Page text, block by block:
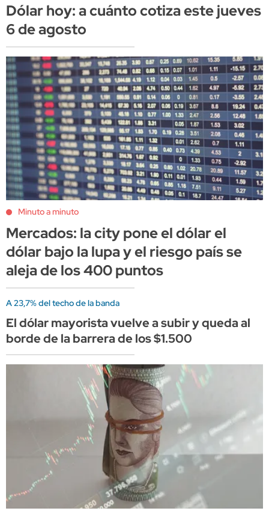
Dólar hoy: a cuánto cotiza este jueves
6 de agosto
Minuto a minuto
Mercados: la city pone el dólar el
dólar bajo la lupa y el riesgo país se
aleja de los 400 puntos
A 23,7% del techo de la banda
El dólar mayorista vuelve a subir y queda al
borde de la barrera de los $1.500